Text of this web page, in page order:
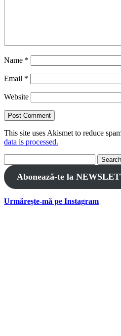
Name *
Email *
Website
This site uses Akismet to reduce
data is processed.
for:
Abonează-te la
Urmărește-mă pe Instagram